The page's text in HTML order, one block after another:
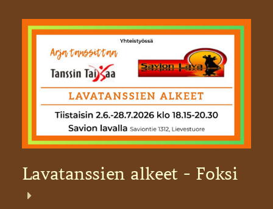
Lavatanssien alkeet - Foksi